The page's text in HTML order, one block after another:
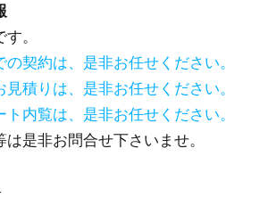
。
の契約は、是非お任せください。
見積りは、是非お任せください。
ト内覧は、是非お任せください。
是非お問合せ下さいませ。